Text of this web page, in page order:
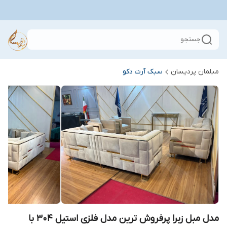
جستجو
مبلمان پردیسان سبک آرت دکو
مدل مبل زبرا پرفروش ترین مدل فلزی استیل ۳۰۴ با